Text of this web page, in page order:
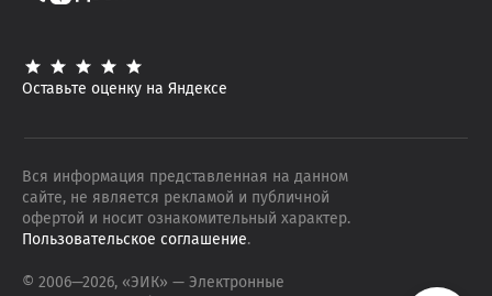
Оставьте оценку на Яндексе
Вся информация представленная на данном
сайте, не является рекламой и публичной
офертой и носит ознакомительный характер.
Пользовательское соглашение.
© 2006—2026, «ЭИК» — Электронные